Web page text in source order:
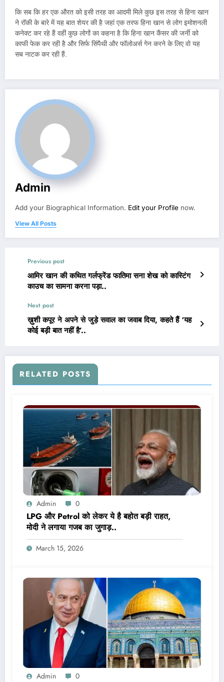
कि सब कि हर एक औरत को इसी तरह का आदमी मिले कुछ इस तरह से हिना खान
ने रॉकी के बारे में यह बात शेयर की है जहां एक तरफ हिना खान से लोग इमोशनली
कनेक्ट कर रहे हैं वहीं कुछ लोगों का कहना है कि हिना खान कैंसर की जर्नी को
काफी फेक कर रही है और सिर्फ सिंपैथी और फॉलोअर्स गेन करने के लिए वो यह
सब नाटक कर रही हैं.
Admin
Add your Biographical Information. Edit your Profile now.
View All Posts
Previous post
आमिर खान की कथित गर्लफ्रेंड फातिमा सना शेख को कास्टिंग
काउच का सामना करना पड़ा..
Next post
ख़ुशी कपूर ने अपने से जुड़े सवाल का जवाब दिया, कहते हैं ‘यह
कोई बड़ी बात नहीं है’..
RELATED POSTS
Admin 0
LPG और Petrol को लेकर ये है बहोत बड़ी राहत,
मोदी ने लगाया गजब का जुगाड़..
March 15, 2026
Admin 0